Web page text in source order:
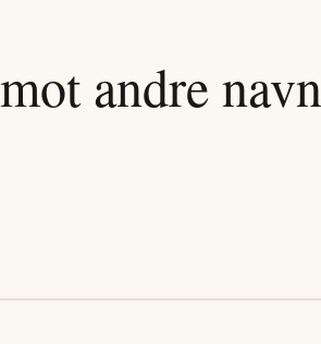
mot andre navn